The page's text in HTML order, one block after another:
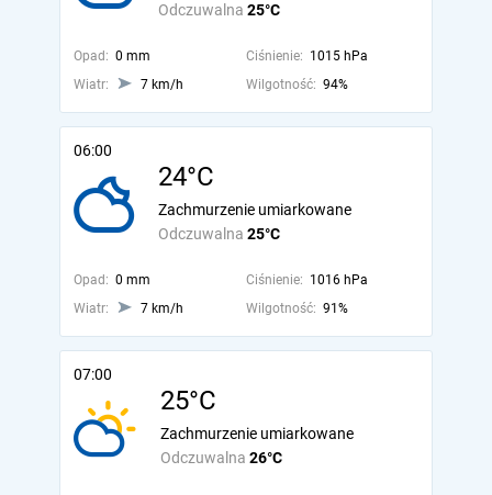
Odczuwalna 25°C
Opad: 0 mm Ciśnienie: 1015 hPa
Wiatr:
7 km/h Wilgotność: 94%
06:00
24°C
Odczuwalna 25°C
Zachmurzenie umiarkowane
Opad: 0 mm Ciśnienie: 1016 hPa
Wiatr:
7 km/h Wilgotność: 91%
07:00
25°C
Odczuwalna 26°C
Zachmurzenie umiarkowane